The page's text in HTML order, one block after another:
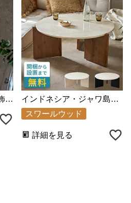
ろうそく型 LEDライト 飾り パラフィン リアル 乾電池 イルミ デコレーション 屋内 室内 クリスマスツリー 照明 ハロウィン ギフト プレゼント
インドネシア・ジャワ島産の天然大理石とモンキーポッド（スワールウッド）を贅沢に使用、洗練されたデザインの丸いローテーブル
スワールウッド
詳細を見る